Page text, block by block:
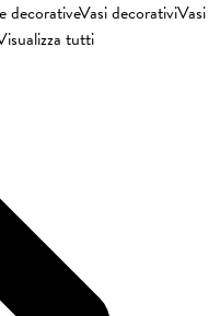
decorativeVasi decorativiVasi
tutti